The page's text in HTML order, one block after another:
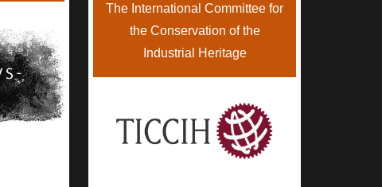
The International Committee for
the Conservation of the
Industrial Heritage